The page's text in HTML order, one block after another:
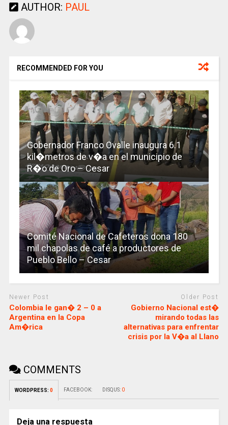
AUTHOR: PAUL
RECOMMENDED FOR YOU
Gobernador Franco Ovalle inaugura 6.1
kil�metros de v�a en el municipio de
R�o de Oro – Cesar
Comité Nacional de Cafeteros dona 180
mil chapolas de café a productores de
Pueblo Bello – Cesar
Newer Post
Colombia le gan� 2 – 0 a
Argentina en la Copa
Am�rica
Older Post
Gobierno Nacional est�
mirando todas las
alternativas para enfrentar
crisis por la V�a al Llano
COMMENTS
WORDPRESS: 0 FACEBOOK: DISQUS: 0
Deja una respuesta